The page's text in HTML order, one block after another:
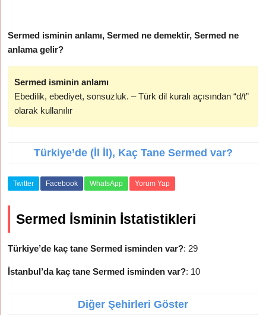
Sermed isminin anlamı, Sermed ne demektir, Sermed ne
anlama gelir?
Sermed isminin anlamı
Ebedilik, ebediyet, sonsuzluk. – Türk dil kuralı açısından “d/t”
olarak kullanılır
Türkiye’de (İl İl), Kaç Tane Sermed var?
Twitter Facebook WhatsApp Yorum Yap
Sermed İsminin İstatistikleri
Türkiye’de kaç tane Sermed isminden var?: 29
İstanbul’da kaç tane Sermed isminden var?: 10
Diğer Şehirleri Göster